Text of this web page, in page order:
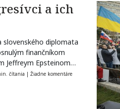
a ich
slovenského diplomata
finančníkom
Jeffreym Epsteinom
Lenže Lajčák nebol…
čítania | Žiadne komentáre